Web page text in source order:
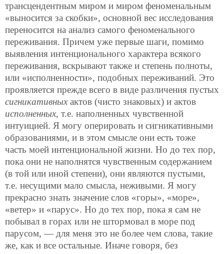
трансцендентным миром и миром феноменальным
«выносится за скобки», основной вес исследования
переносится на анализ самого феноменального
переживания. Причем уже первые шаги, помимо
выявления интенционального характера всякого
переживания, вскрывают также и степень полноты,
или «исполненности», подобных переживаний. Это
проявляется прежде всего в виде различения пустых
сигникативныхактов (чисто знаковых) и актов
исполненных, т.е. наполненных чувственной
интуицией. Я могу оперировать и сигникативными
образованиями, и в этом смысле они есть тоже
часть моей интенциональной жизни. Но до тех пор,
пока они не наполнятся чувственным содержанием
(в той или иной степени), они являются пустыми,
т.е. несущими мало смысла, неживыми. Я могу
прекрасно знать значение слов «горы», «море»,
«ветер» и «парус». Но до тех пор, пока я сам не
побывал в горах или не штормовал в море под
парусом, — для меня это не более чем слова, такие
же, как и все остальные. Иначе говоря, без